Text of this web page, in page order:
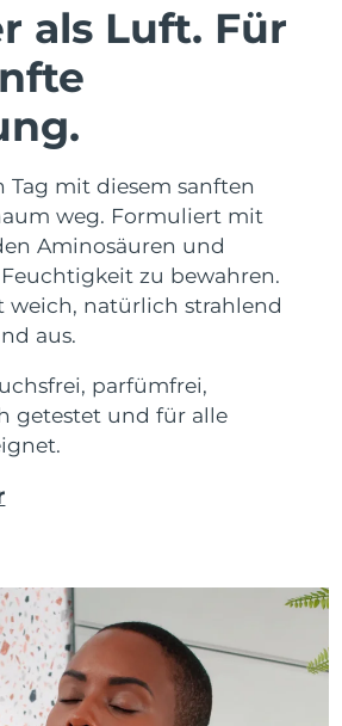
als Luft. Für
Tag mit diesem sanften
weg. Formuliert mit
Aminosäuren und
zu bewahren.
weich, natürlich strahlend
aus.
parfümfrei,
getestet und für alle